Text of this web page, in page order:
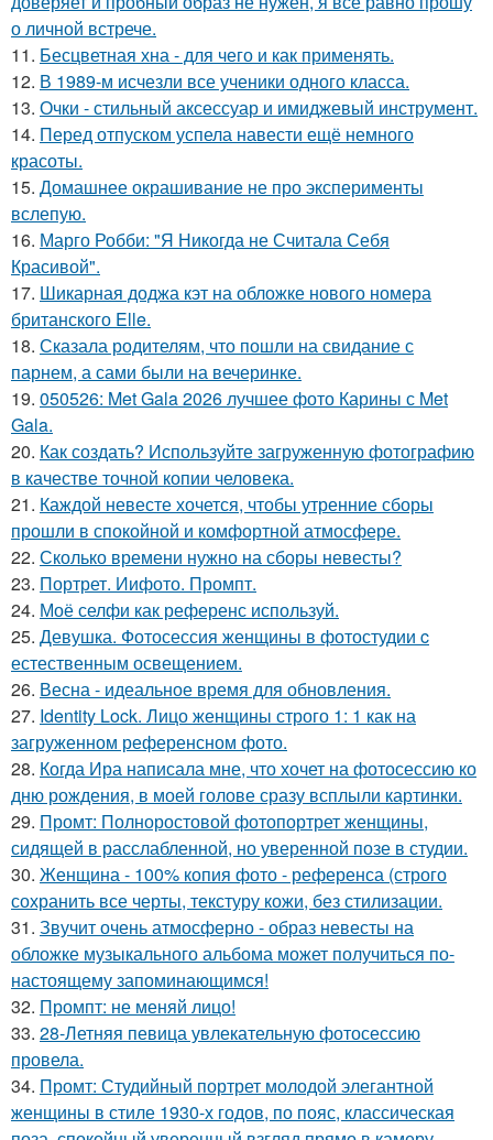
о личной встрече.
11. Бесцветная хна - для чего и как применять.
12. В 1989-м исчезли все ученики одного класса.
13. Очки - стильный аксессуар и имиджевый инструмент.
14. Перед отпуском успела навести ещё немного
красоты.
15. Домашнее окрашивание не про эксперименты
вслепую.
16. Марго Робби: "Я Никогда не Считала Себя
Красивой".
17. Шикарная доджа кэт на обложке нового номера
британского Elle.
18. Сказала родителям, что пошли на свидание с
парнем, а сами были на вечеринке.
19. 050526: Met Gala 2026 лучшее фото Карины с Met
Gala.
20. Как создать? Используйте загруженную фотографию
в качестве точной копии человека.
21. Каждой невесте хочется, чтобы утренние сборы
прошли в спокойной и комфортной атмосфере.
22. Сколько времени нужно на сборы невесты?
23. Портрет. Иифото. Промпт.
24. Моё селфи как референс используй.
25. Девушка. Фотосессия женщины в фотостудии c
естественным освещением.
26. Весна - идеальное время для обновления.
27. Identity Lock. Лицо женщины строго 1: 1 как на
загруженном референсном фото.
28. Когда Ира написала мне, что хочет на фотосессию ко
дню рождения, в моей голове сразу всплыли картинки.
29. Промт: Полноростовой фотопортрет женщины,
сидящей в расслабленной, но уверенной позе в студии.
30. Женщина - 100% копия фото - референса (строго
сохранить все черты, текстуру кожи, без стилизации.
31. Звучит очень атмосферно - образ невесты на
обложке музыкального альбома может получиться по-
настоящему запоминающимся!
32. Промпт: не меняй лицо!
33. 28-Летняя певица увлекательную фотосессию
провела.
34. Промт: Студийный портрет молодой элегантной
женщины в стиле 1930-х годов, по пояс, классическая